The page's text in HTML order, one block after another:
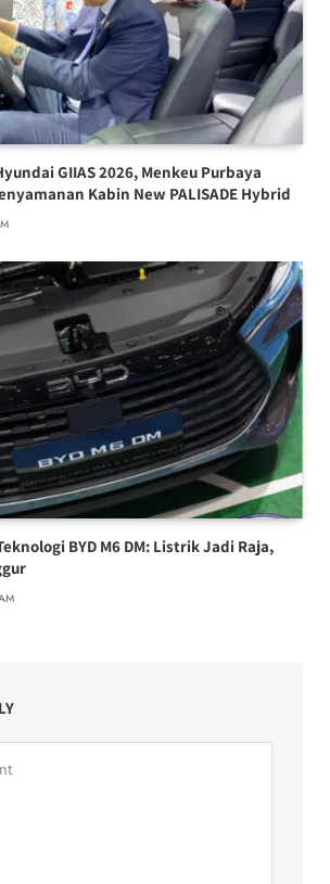
GIIAS 2026, Menkeu Purbaya
Kabin New PALISADE Hybrid
BYD M6 DM: Listrik Jadi Raja,